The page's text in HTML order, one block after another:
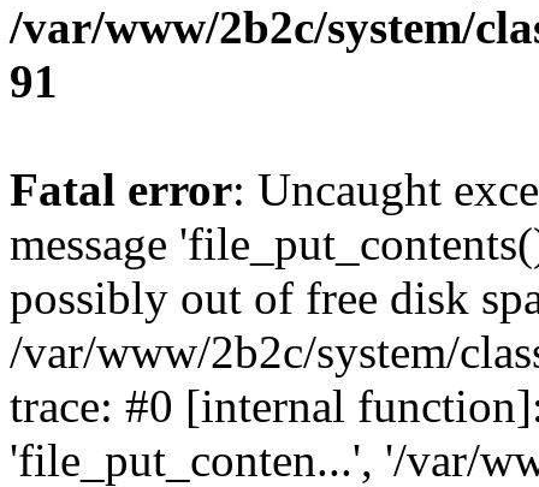
/var/www/2b2c/system/
91
Fatal error: Uncaught
message
possibly out of free disk
/var/www/2b2c/system/
trace: #0 [internal
'file_put_conten...', '/var/